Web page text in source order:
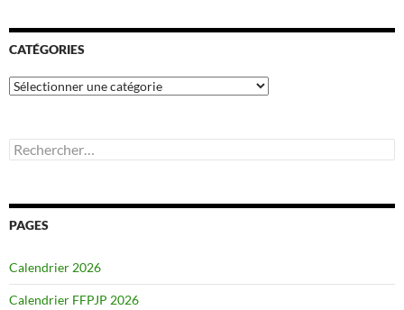
CATÉGORIES
Catégories
Rechercher :
PAGES
Calendrier 2026
Calendrier FFPJP 2026